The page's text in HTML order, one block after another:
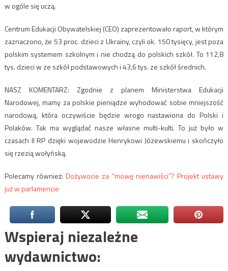
w ogóle się uczą.
Centrum Edukacji Obywatelskiej (CEO) zaprezentowało raport, w którym
zaznaczono, że 53 proc. dzieci z Ukrainy, czyli ok. 150 tysięcy, jest poza
polskim systemem szkolnym i nie chodzą do polskich szkół. To 112,8
tys. dzieci w ze szkół podstawowych i 43,6 tys. ze szkół średnich.
NASZ KOMENTARZ: Zgodnie z planem Ministerstwa Edukacji
Narodowej, mamy za polskie pieniądze wyhodować sobie mniejszość
narodową, która oczywiście będzie wrogo nastawiona do Polski i
Polaków. Tak ma wyglądać nasze własne multi-kulti. To już było w
czasach II RP dzięki wojewodzie Henrykowi Józewskiemu i skończyło
się rzezią wołyńską.
Polecamy również:Dożywocie za “mowę nienawiści”? Projekt ustawy
już w parlamencie
Wspieraj niezależne
wydawnictwo: